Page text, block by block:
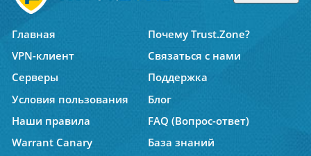
Главная
Почему Trust.Zone?
VPN-клиент
Связаться с нами
Серверы
Поддержка
Условия пользования
Блог
Наши правила
FAQ (Вопрос-ответ)
Warrant Canary
База знаний